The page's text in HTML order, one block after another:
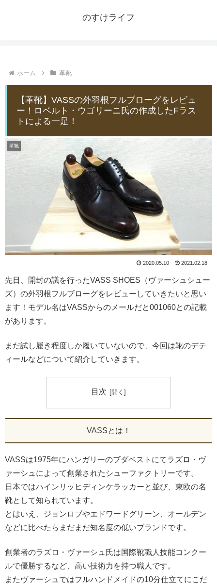
のすけライフ
ホーム 革靴
【革靴】VASSの外羽根フルブローグをレビュ
ー！ロベルト・ウゴリーニ氏の作成したFラス
トによる一足！
革靴
2020.05.10 2021.02.18
先日、開封の議を行ったVASS SHOES（ヴァーシュシュー
ズ）の外羽根フルブローグをレビューしていきたいと思い
ます！モデル名はVASSからのメールだと001060との記載
があります。
まだ試し履き程度しか履いていないので、今回は靴のデテ
ィールなどについて紹介していきます。
目次
VASSとは！
VASSは1975年にハンガリーのブダペストにてラズロ・ヴ
ァーシュによって創業されたシューファクトリーです。
日本ではハインリッヒディンケラッカーと並び、東欧の名
靴として知られています。
とはいえ、ジョンロブやエドワードグリーン、オールデン
などに比べたらまだまだ知名度の低いブランドです。
創業者のラズロ・ヴァーシュ氏は国際靴職人技能コンクー
ルで優勝するなど、高い技術力を持つ職人です。
またヴァーシュではフルハンドメイドの10分仕立てにこだ